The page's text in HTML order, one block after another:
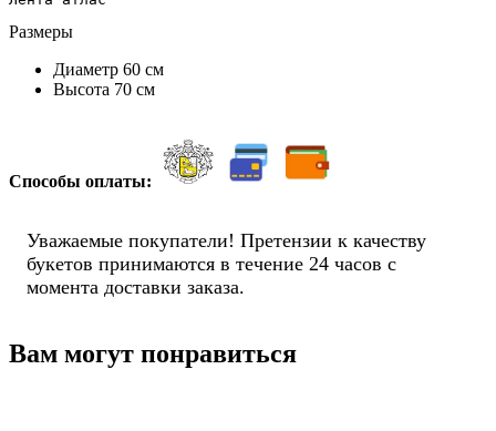
Размеры
Диаметр 60 см
Высота 70 см
Способы оплаты:
Уважаемые покупатели! Претензии к качеству
букетов принимаются в течение 24 часов с
момента доставки заказа.
Вам могут понравиться